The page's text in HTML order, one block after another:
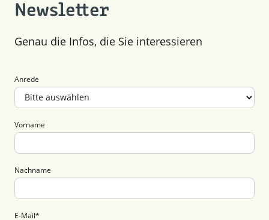
Newsletter
Genau die Infos, die Sie interessieren
Anrede
Vorname
Nachname
E-Mail*